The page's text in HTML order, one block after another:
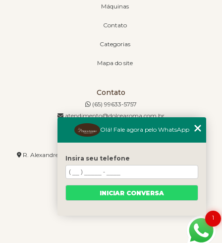
Máquinas
Contato
Categorias
Mapa do site
Contato
(65) 99633-5757
atendimento@dolcearoma.com.br
Endereço
R. Alexandre de Barros, 1730 - Jordão - Cuiabá - MT - 78085-636
1
Olá! Fale agora pelo WhatsApp
Insira seu telefone
INICIAR CONVERSA